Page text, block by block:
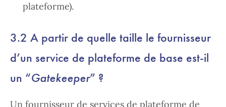
plateforme).
3.2 A partir de quelle taille le fournisseur
d’un service de plateforme de base est-il
un “Gatekeeper” ?
Un fournisseur de services de plateforme de